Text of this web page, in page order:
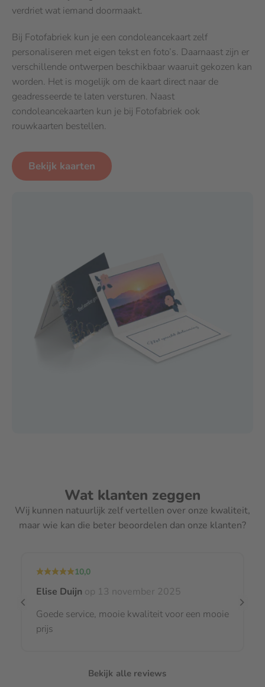
verdriet wat iemand doormaakt.
Bij Fotofabriek kun je een condoleancekaart zelf
personaliseren met eigen tekst en foto’s. Daarnaast zijn er
verschillende ontwerpen beschikbaar waaruit gekozen kan
worden. Het is mogelijk om de kaart direct naar de
geadresseerde te laten versturen. Naast
condoleancekaarten kun je bij Fotofabriek ook
rouwkaarten bestellen.
Bekijk kaarten
Wat klanten zeggen
Wij kunnen natuurlijk zelf vertellen over onze kwaliteit,
maar wie kan die beter beoordelen dan onze klanten?
10,0
Elise Duijn op 13 november 2025
Goede service, mooie kwaliteit voor een mooie
prijs
Bekijk alle reviews